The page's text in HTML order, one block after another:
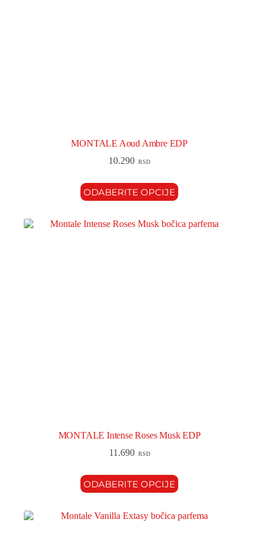
MONTALE Aoud Ambre EDP
10.290 RSD
ODABERITE OPCIJE
MONTALE Intense Roses Musk EDP
11.690 RSD
ODABERITE OPCIJE